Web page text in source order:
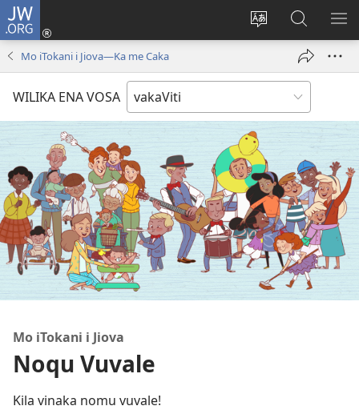
JW.ORG
Veisautaka
Dolava
(opens
Vaqara
ena
JW.ORG
Mo iTokani i Jiova​—Ka me Caka
WILIKA ENA VOSA
Mo iTokani i Jiova
Noqu Vuvale
Kila vinaka nomu vuvale!